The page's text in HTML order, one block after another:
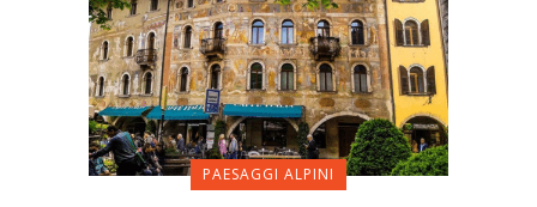
PAESAGGI ALPINI